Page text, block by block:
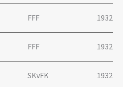
FFF 1932
FFF 1932
SKvFK 1932